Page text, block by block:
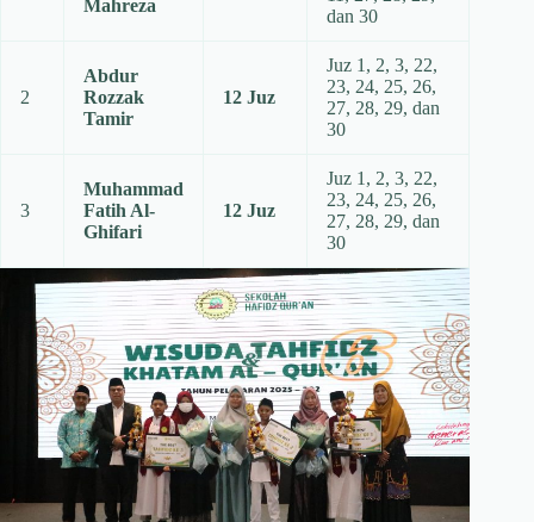
Mahreza
dan 30
2
Abdur
Rozzak
Tamir
12 Juz
Juz 1, 2, 3, 22,
23, 24, 25, 26,
27, 28, 29, dan
30
3
Muhammad
Fatih Al-
Ghifari
12 Juz
Juz 1, 2, 3, 22,
23, 24, 25, 26,
27, 28, 29, dan
30